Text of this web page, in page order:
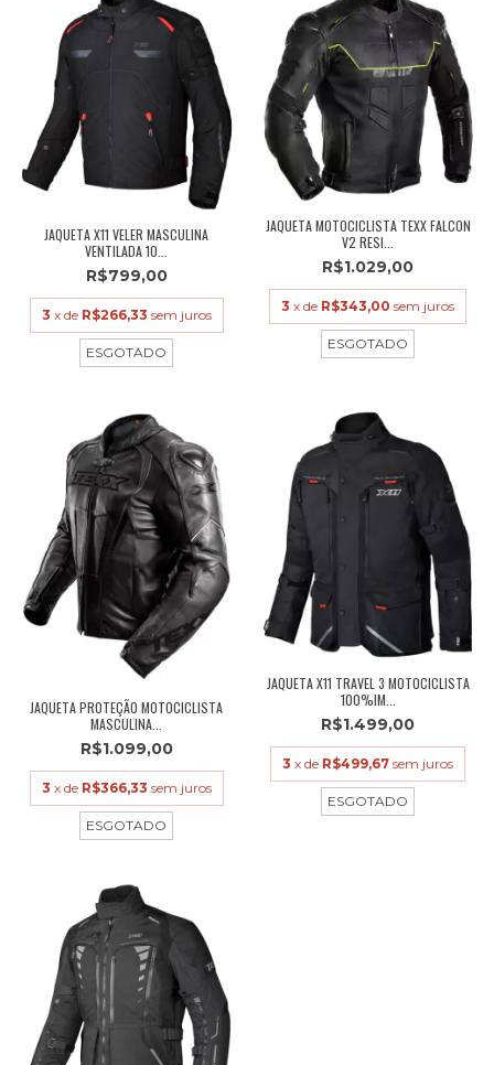
JAQUETA X11 VELER MASCULINA
VENTILADA 10...
R$799,00
3 x de R$266,33 sem juros
ESGOTADO
JAQUETA MOTOCICLISTA TEXX FALCON
V2 RESI...
R$1.029,00
3 x de R$343,00 sem juros
ESGOTADO
JAQUETA PROTEÇÃO MOTOCICLISTA
MASCULINA...
R$1.099,00
3 x de R$366,33 sem juros
ESGOTADO
JAQUETA X11 TRAVEL 3 MOTOCICLISTA
100%IM...
R$1.499,00
3 x de R$499,67 sem juros
ESGOTADO